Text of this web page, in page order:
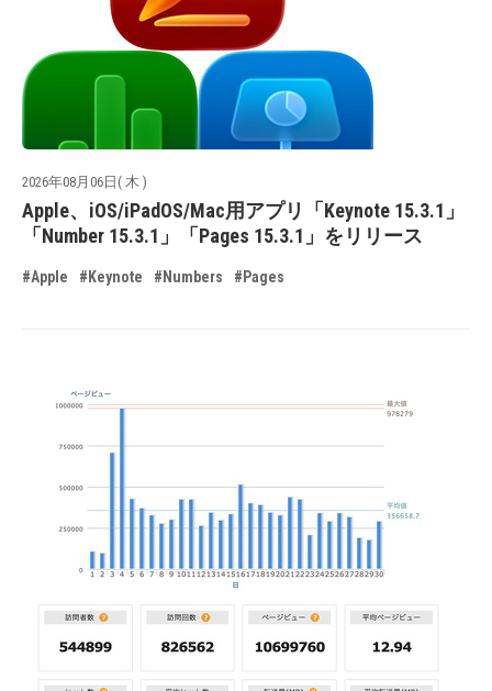
2026年08月06日( 木 )
Apple、iOS/iPadOS/Mac用アプリ「Keynote 15.3.1」
「Number 15.3.1」「Pages 15.3.1」をリリース
#Apple #Keynote #Numbers #Pages